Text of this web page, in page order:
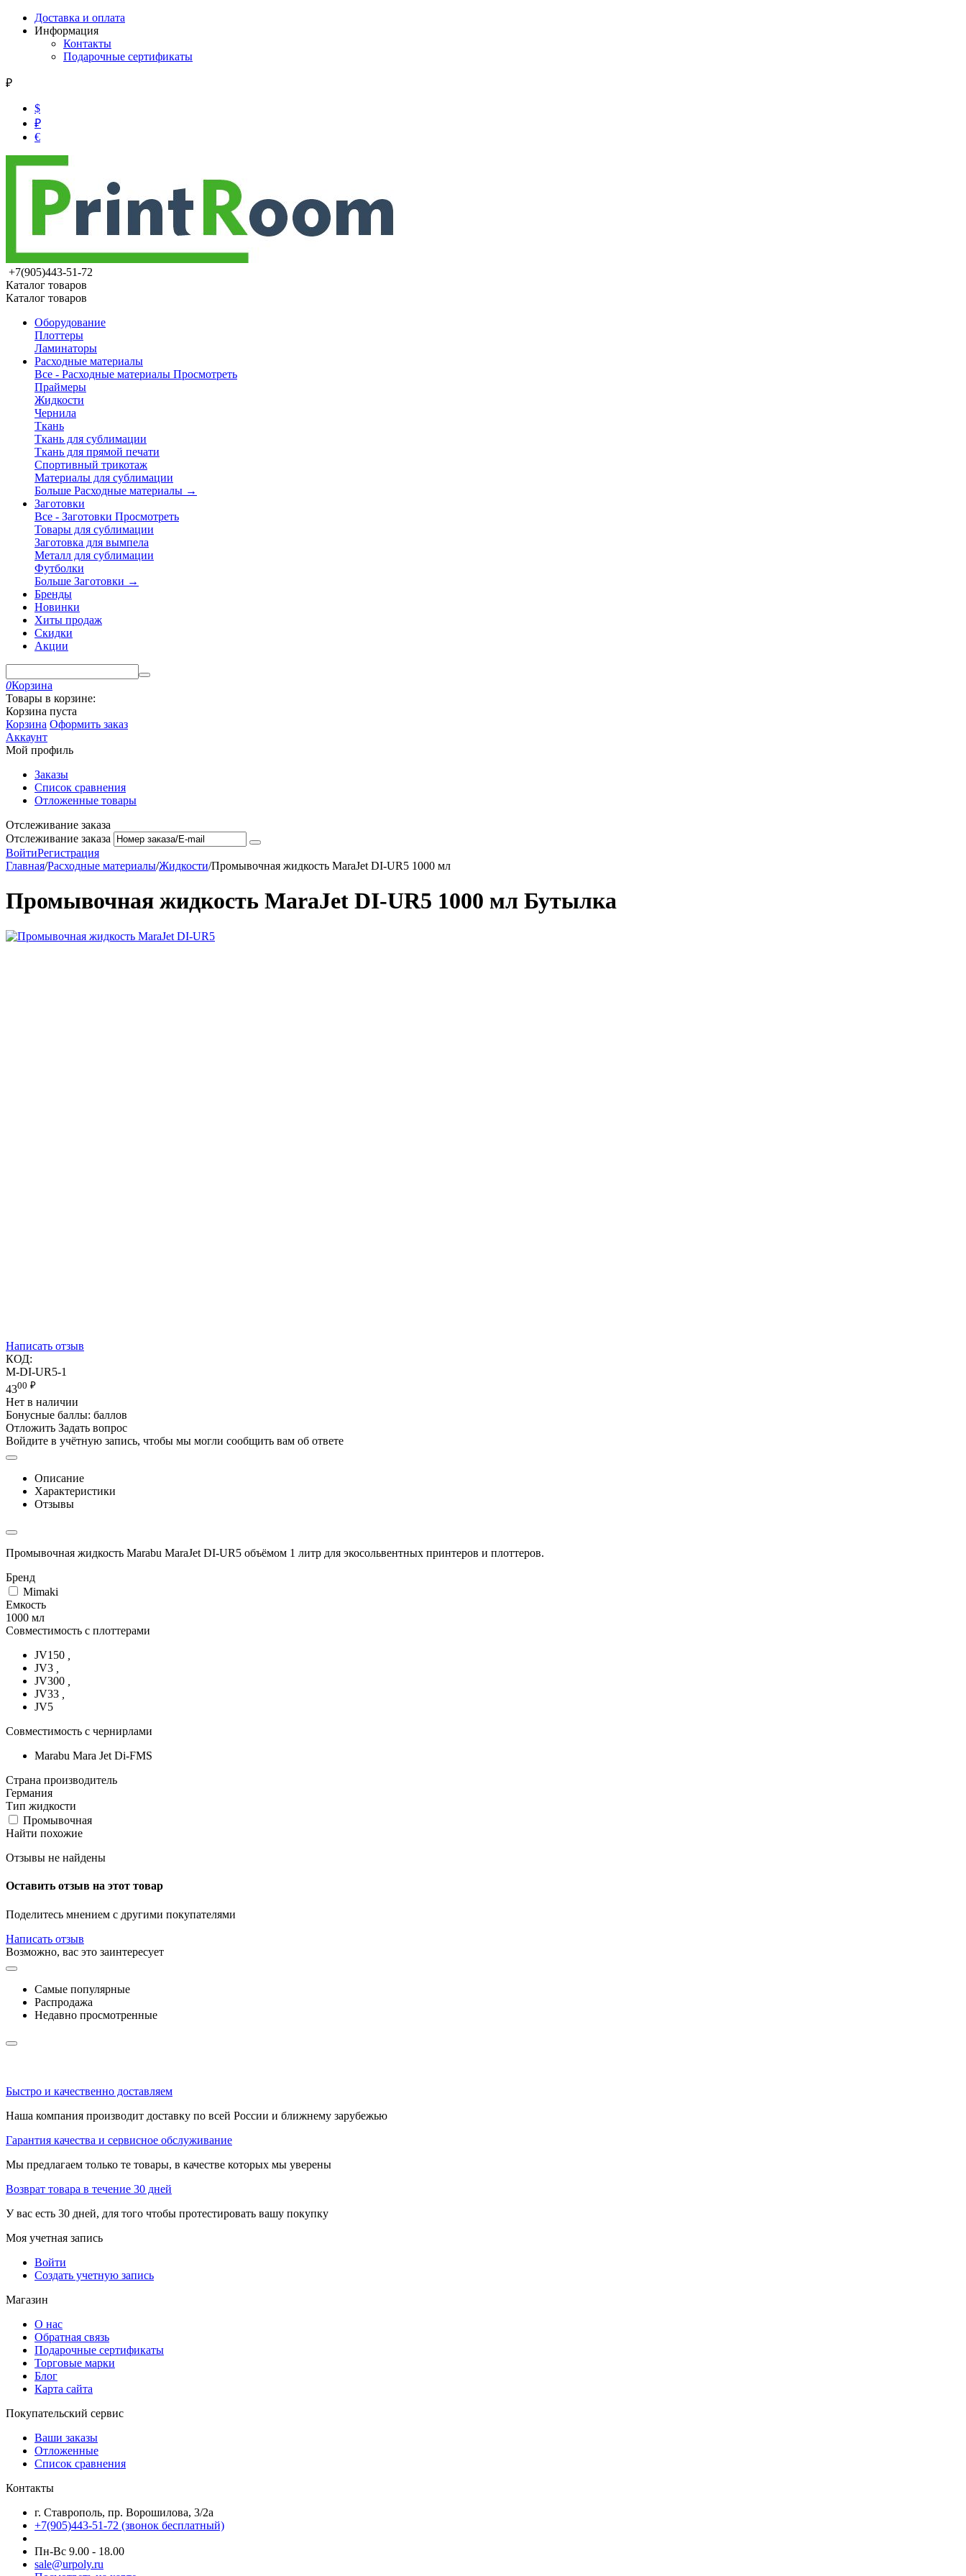
Доставка и оплата
Информация
Контакты
Подарочные сертификаты
₽
$
₽
€
+7(905)443-51-72
Каталог товаров
Каталог товаров
Оборудование
Плоттеры
Ламинаторы
Расходные материалы
Все - Расходные материалы Просмотреть
Праймеры
Жидкости
Чернила
Ткань
Ткань для сублимации
Ткань для прямой печати
Спортивный трикотаж
Материалы для сублимации
Больше Расходные материалы →
Заготовки
Все - Заготовки Просмотреть
Товары для сублимации
Заготовка для вымпела
Металл для сублимации
Футболки
Больше Заготовки →
Бренды
Новинки
Хиты продаж
Скидки
Акции
0Корзина
Товары в корзине:
Корзина пуста
Корзина Оформить заказ
Аккаунт
Мой профиль
Заказы
Список сравнения
Отложенные товары
Отслеживание заказа
Отслеживание заказа
ВойтиРегистрация
Главная/Расходные материалы/Жидкости/Промывочная жидкость MaraJet DI-UR5 1000 мл
Промывочная жидкость MaraJet DI-UR5 1000 мл Бутылка
Написать отзыв
КОД:
M-DI-UR5-1
4300 ₽
Нет в наличии
Бонусные баллы: баллов
Отложить Задать вопрос
Войдите в учётную запись, чтобы мы могли сообщить вам об ответе
Описание
Характеристики
Отзывы
Промывочная жидкость Marabu MaraJet DI-UR5 объёмом 1 литр для экосольвентных принтеров и плоттеров.
Бренд
Mimaki
Емкость
1000 мл
Совместимость с плоттерами
JV150
JV3
JV300
JV33
JV5
Совместимость с чернирлами
Marabu Mara Jet Di-FMS
Страна производитель
Германия
Тип жидкости
Промывочная
Найти похожие
Отзывы не найдены
Оставить отзыв на этот товар
Поделитесь мнением с другими покупателями
Написать отзыв
Возможно, вас это заинтересует
Самые популярные
Распродажа
Недавно просмотренные
Быстро и качественно доставляем
Наша компания производит доставку по всей России и ближнему зарубежью
Гарантия качества и сервисное обслуживание
Мы предлагаем только те товары, в качестве которых мы уверены
Возврат товара в течение 30 дней
У вас есть 30 дней, для того чтобы протестировать вашу покупку
Моя учетная запись
Войти
Создать учетную запись
Магазин
О нас
Обратная связь
Подарочные сертификаты
Торговые марки
Блог
Карта сайта
Покупательский сервис
Ваши заказы
Отложенные
Список сравнения
Контакты
г. Ставрополь, пр. Ворошилова, 3/2а
+7(905)443-51-72 (звонок бесплатный)
Пн-Вс 9.00 - 18.00
sale@urpoly.ru